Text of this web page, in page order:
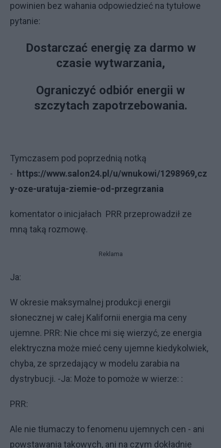
powinien bez wahania odpowiedzieć na tytułowe
pytanie:
Dostarczać energię za darmo w
czasie wytwarzania,
Ograniczyć odbiór energii w
szczytach zapotrzebowania.
Tymczasem pod poprzednią notką
- https://www.salon24.pl/u/wnukowi/1298969,cz
y-oze-uratuja-ziemie-od-przegrzania
komentator o inicjałach PRR przeprowadził ze
mną taką rozmowę.
Reklama
Ja:
W okresie maksymalnej produkcji energii
słonecznej w całej Kalifornii energia ma ceny
ujemne. PRR: Nie chce mi się wierzyć, ze energia
elektryczna może mieć ceny ujemne kiedykolwiek,
chyba, ze sprzedający w modelu zarabia na
dystrybucji. -Ja: Może to pomoże w wierze: :
PRR:
Ale nie tłumaczy to fenomenu ujemnych cen - ani
powstawania takowych, ani na czym dokładnie